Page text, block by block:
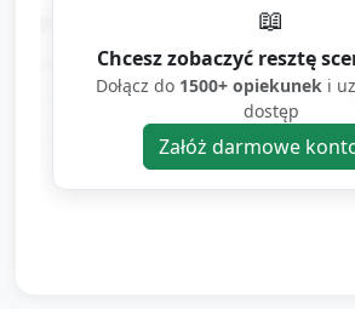
Przygotowanie przed
podkładem, rozłóż farby
pojemnikach, wyłóż wcześniej
papieru lub gąbki (duże kształty),
wędki: patyczek + sznurek +
📖
Chcesz zobaczyć resztę
Dołącz do 1500+ opiekunek i
dostęp
Załóż darmowe